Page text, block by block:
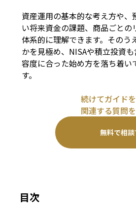
資産運用の基本的な考え方や
い将来資金の課題、商品ごと
体系的に理解できます。そのう
かを見極め、NISAや積立投資
容度に合った始め方を落ち着
す。
続けてガイド
関連する質問
無料で相談
目次